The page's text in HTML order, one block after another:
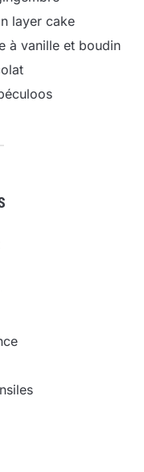
layer cake
à vanille et boudin